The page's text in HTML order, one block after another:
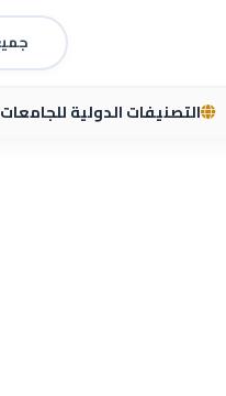
التصنيفات الدولية للجامعات